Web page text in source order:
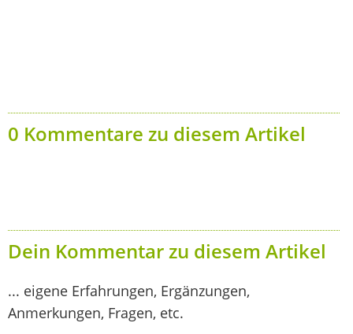
0 Kommentare zu diesem Artikel
Dein Kommentar zu diesem Artikel
... eigene Erfahrungen, Ergänzungen,
Anmerkungen, Fragen, etc.